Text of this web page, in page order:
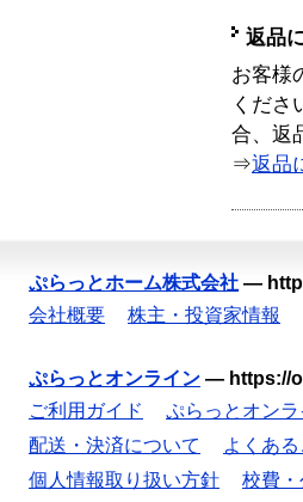
返品
お客様
くださ
合、返
⇒返品
ぷらっとホーム株式会社 —
会社概要
株主・投資家情報
ぷらっとオンライン — https://
ご利用ガイド
ぷらっとオン
配送・決済について
よくあ
個人情報取り扱い方針
校費